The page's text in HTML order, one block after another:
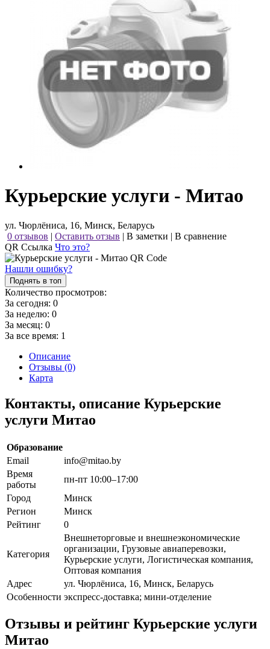
Курьерские услуги - Митао
ул. Чюрлёниса, 16, Минск, Беларусь
0 отзывов | Оставить отзыв | В заметки | В сравнение
QR Ссылка Что это?
Нашли ошибку?
Поднять в топ
Количество просмотров:
За сегодня: 0
За неделю: 0
За месяц: 0
За все время: 1
Описание
Отзывы (0)
Карта
Контакты, описание Курьерские
услуги Митао
Образование
Email
info@mitao.by
Время
работы
пн-пт 10:00–17:00
Город
Минск
Регион
Минск
Рейтинг
0
Категория
Внешнеторговые и внешнеэкономические
организации, Грузовые авиаперевозки,
Курьерские услуги, Логистическая компания,
Оптовая компания
Адрес
ул. Чюрлёниса, 16, Минск, Беларусь
Особенности экспресс-доставка; мини-отделение
Отзывы и рейтинг Курьерские услуги
Митао